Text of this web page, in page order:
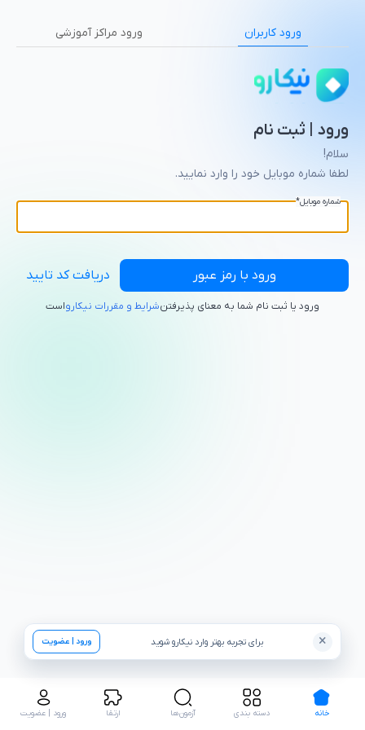
× برای تجربه بهتر وارد نیکارو شوید ورود | عضویت
ورود کاربران ورود مراکز آموزشی
ورود | ثبت نام
سلام!
لطفا شماره موبایل خود را وارد نمایید.
شماره موبایل*
دریافت کد تایید ورود با رمز عبور
ورود یا ثبت نام شما به معنای پذیرفتنشرایط و مقررات نیکارواست
خانه دسته بندی آزمون‌ها ارتقا ورود | عضویت